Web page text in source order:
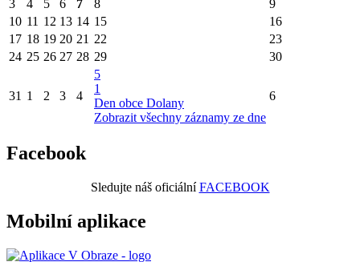
3
4 5 6 7 8
9
10 11 12 13 14 15
16
17 18 19 20 21 22
23
24 25 26 27 28 29 30
31 1 2 3 4
5
1
Den obce Dolany
Zobrazit všechny záznamy ze dne
6
Facebook
Sledujte náš oficiálníFACEBOOK
Mobilní aplikace